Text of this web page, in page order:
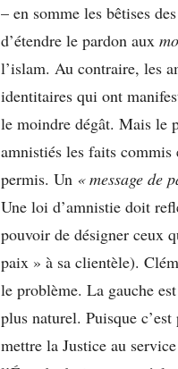
– en somme les bêtises
d’étendre le pardon aux
l’islam. Au contraire, les
identitaires qui ont
le moindre dégât. Mais le
amnistiés les faits
permis. Un « message de
Une loi d’amnistie doit
pouvoir de désigner ceux
paix » à sa clientèle).
le problème. La gauche
plus naturel. Puisque
mettre la Justice au